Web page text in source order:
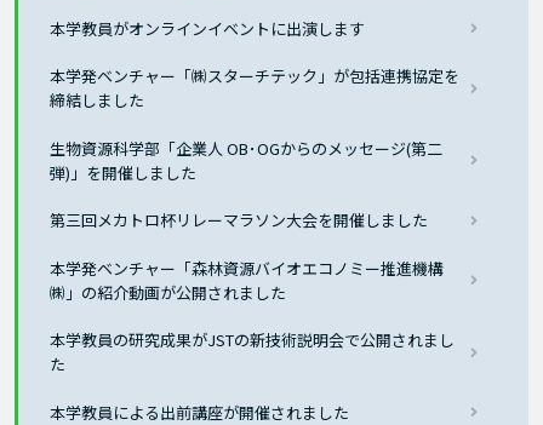
本学教員がオンラインイベントに出演します
本学発ベンチャー「㈱スターチテック」が包括連携協定を
締結しました
生物資源科学部「企業人 OB･OGからのメッセージ(第二
弾)」を開催しました
第三回メカトロ杯リレーマラソン大会を開催しました
本学発ベンチャー「森林資源バイオエコノミー推進機構
㈱」の紹介動画が公開されました
本学教員の研究成果がJSTの新技術説明会で公開されまし
た
本学教員による出前講座が開催されました